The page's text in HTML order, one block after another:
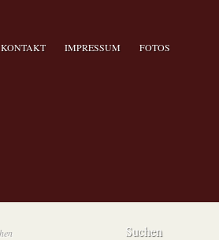
KONTAKT IMPRESSUM FOTOS